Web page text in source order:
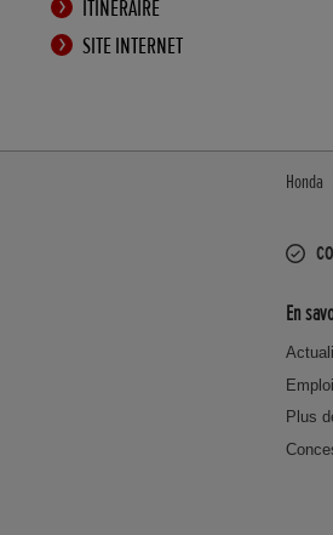
ITINÉRAIRE
SITE INTERNET
Honda
En
Plus